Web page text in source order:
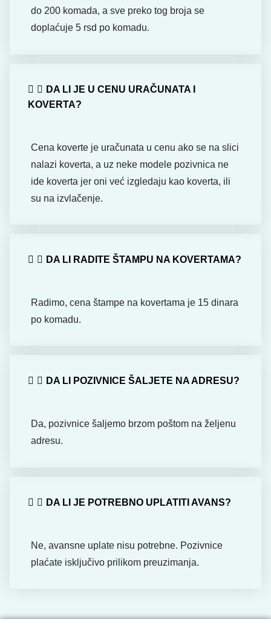
do 200 komada, a sve preko tog broja se
doplaćuje 5 rsd po komadu.
DA LI JE U CENU URAČUNATA I
KOVERTA?
Cena koverte je uračunata u cenu ako se na slici
nalazi koverta, a uz neke modele pozivnica ne
ide koverta jer oni već izgledaju kao koverta, ili
su na izvlačenje.
DA LI RADITE ŠTAMPU NA KOVERTAMA?
Radimo, cena štampe na kovertama je 15 dinara
po komadu.
DA LI POZIVNICE ŠALJETE NA ADRESU?
Da, pozivnice šaljemo brzom poštom na željenu
adresu.
DA LI JE POTREBNO UPLATITI AVANS?
Ne, avansne uplate nisu potrebne. Pozivnice
plaćate isključivo prilikom preuzimanja.